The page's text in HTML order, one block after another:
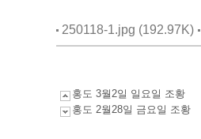
250118-1.jpg (192.97K)
홍도 3월2일 일요일 조황
홍도 2월28일 금요일 조황